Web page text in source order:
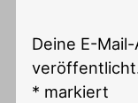
Deine E-
* markiert